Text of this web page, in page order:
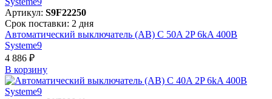
Артикул: S9F22250
Срок поставки: 2 дня
Автоматический выключатель (АВ) C 50A 2P 6kA 400В
Systeme9
4 886 ₽
В корзинy